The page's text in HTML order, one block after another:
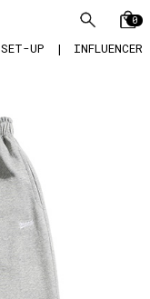
0
SET-UP | INFLUENCER